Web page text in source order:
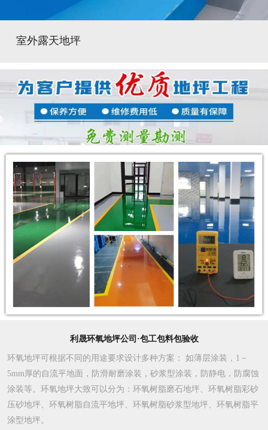
室外露天地坪
利晟环氧地坪公司·包工包料包验收
环氧地坪可根据不同的用途要求设计多种方案 ： 如薄层涂装，1－
5mm厚的自流平地面，防滑耐磨涂装，砂浆型涂装，防静电，防腐蚀
涂装等。环氧地坪大致可以分为：环氧树脂磨石地坪、环氧树脂彩砂
压砂地坪、环氧树脂自流平地坪、环氧树脂砂浆型地坪、环氧树脂平
涂型地坪。